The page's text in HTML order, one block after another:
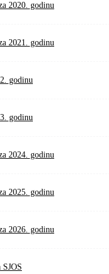
2020. godinu
2021. godinu
godinu
godinu
2024. godinu
2025. godinu
2026. godinu